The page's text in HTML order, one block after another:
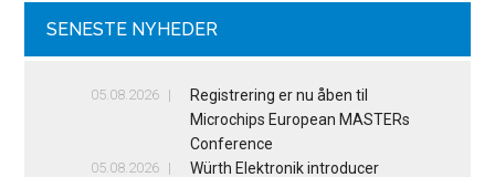
SENESTE NYHEDER
05.08.2026
Registrering er nu åben til
Microchips European MASTERs
Conference
05.08.2026
Würth Elektronik introducer